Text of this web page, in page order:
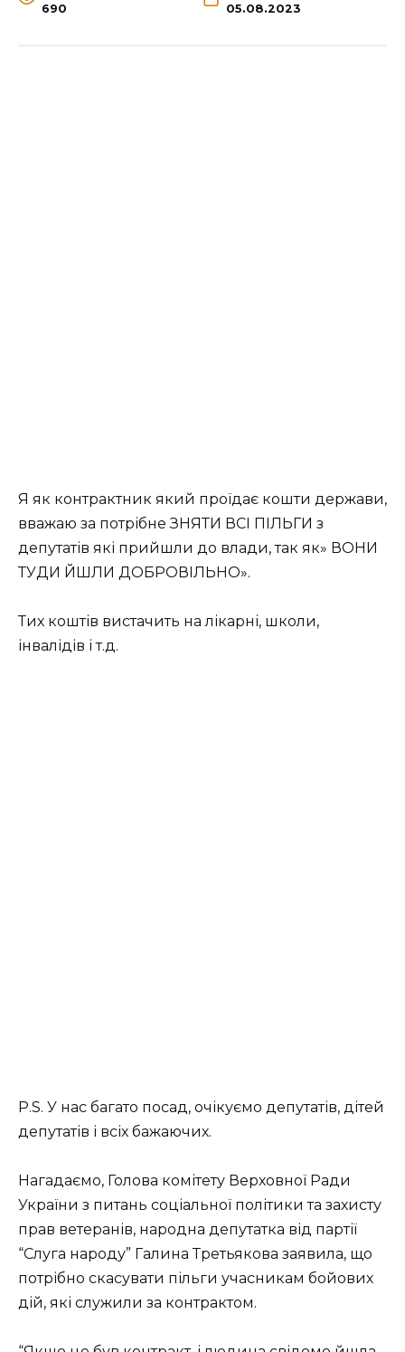
690 05.08.2023
Я як контрактник який проїдає кошти держави,
вважаю за потрібне ЗНЯТИ ВСІ ПІЛЬГИ з
депутатів які прийшли до влади, так як» ВОНИ
ТУДИ ЙШЛИ ДОБРОВІЛЬНО».
Тих коштів вистачить на лікарні, школи,
інвалідів і т.д.
P.S. У нас багато посад, очікуємо депутатів, дітей
депутатів і всіх бажаючих.
Нагадаємо, Голова комітету Верховної Ради
України з питань соціальної політики та захисту
прав ветеранів, народна депутатка від партії
“Слуга народу” Галина Третьякова заявила, що
потрібно скасувати пільги учасникам бойових
дій, які служили за контрактом.